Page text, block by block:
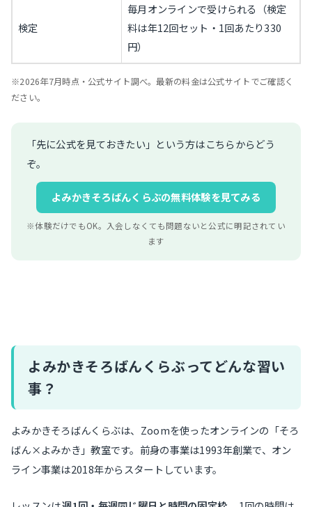
検定
毎月オンラインで受けられる（検定
料は年12回セット・1回あたり330
円）
※2026年7月時点・公式サイト調べ。最新の料金は公式サイトでご確認く
ださい。
「先に公式を見ておきたい」という方はこちらからどう
ぞ。
よみかきそろばんくらぶの無料体験を見てみる
※体験だけでもOK。入会しなくても問題ないと公式に明記されてい
ます
よみかきそろばんくらぶってどんな習い
事？
よみかきそろばんくらぶは、Zoomを使ったオンラインの「そろ
ばん×よみかき」教室です。前身の事業は1993年創業で、オン
ライン事業は2018年からスタートしています。